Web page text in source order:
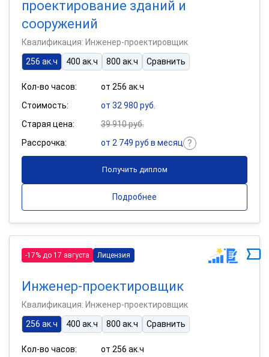
проектирование зданий и
сооружений
Квалификация: Инженер-проектировщик
256 ак.ч
400 ак.ч 800 ак.ч Сравнить
Кол-во часов:
от 256 ак.ч
Стоимость:
от 32 980 руб.
Старая цена:
39 910 руб.
Рассрочка:
от 2 749 руб в месяц
Получить диплом
Подробнее
-17% до 17 августа Лицензия
Инженер-проектировщик
Квалификация: Инженер-проектировщик
256 ак.ч
400 ак.ч 800 ак.ч Сравнить
Кол-во часов:
от 256 ак.ч